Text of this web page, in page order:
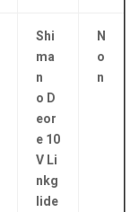
Shi
ma
n
o D
eor
e 10
V Li
nkg
lide
N
o
n